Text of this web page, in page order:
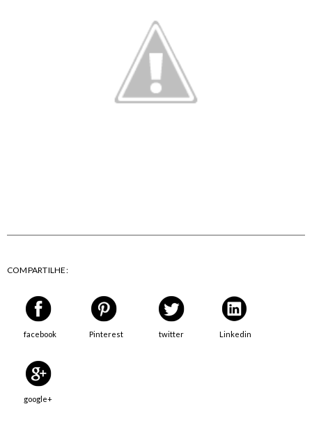
COMPARTILHE:
facebook Pinterest twitter Linkedin
google+